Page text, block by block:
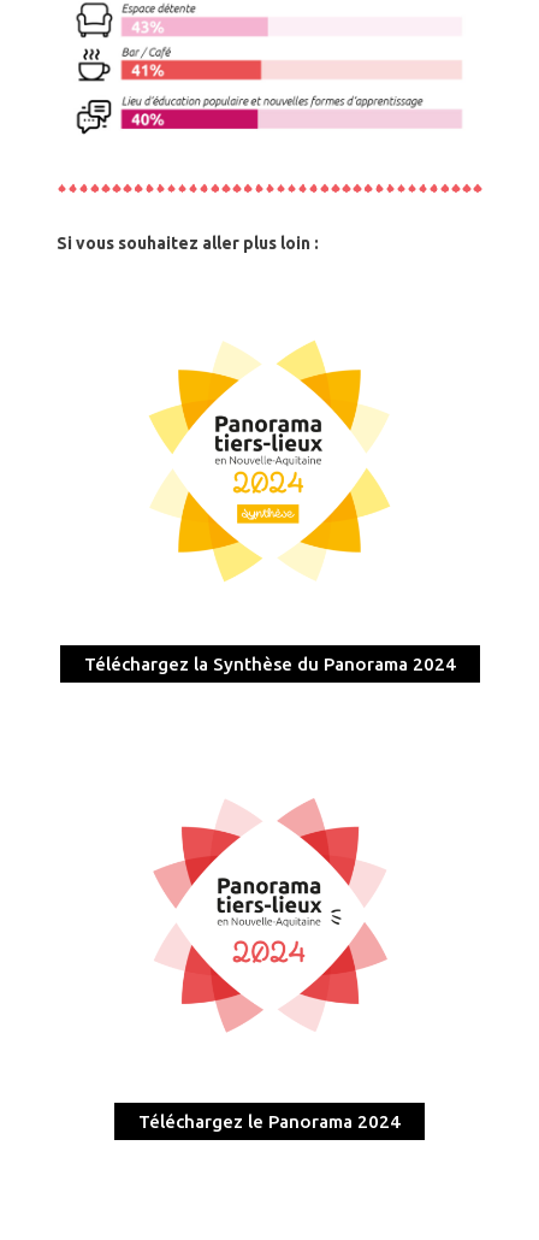
Si vous souhaitez aller plus loin :
Téléchargez la Synthèse du Panorama 2024
Téléchargez le Panorama 2024